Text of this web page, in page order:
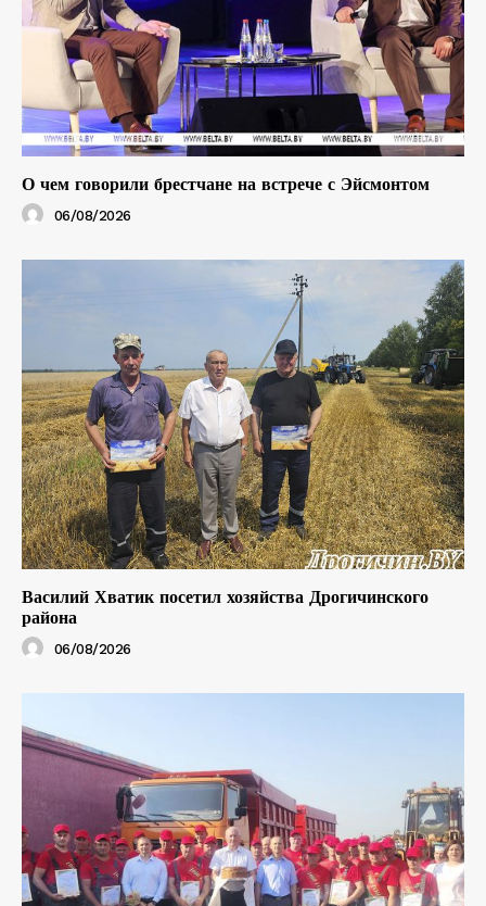
О чем говорили брестчане на встрече с Эйсмонтом
06/08/2026
Василий Хватик посетил хозяйства Дрогичинского
района
06/08/2026